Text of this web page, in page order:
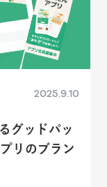
2025.9.10
グッドパッ
リのブラン